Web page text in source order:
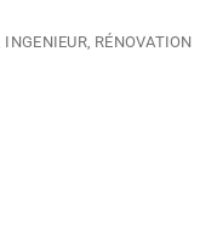
INGENIEUR RÉNOVATION